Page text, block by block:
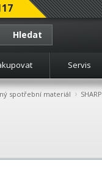
Hledat
Servis
spotřební materiál › SHARP